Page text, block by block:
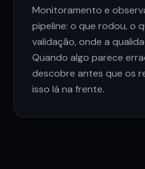
Monitoramento e
pipeline: o que rodou, o
validação, onde a
Quando algo parece
descobre antes que os
isso lá na frente.